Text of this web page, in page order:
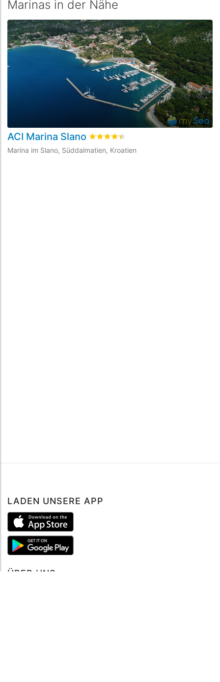
Marinas in der Nähe
ACI Marina Slano bewertet4.4
Marina im Slano, Süddalmatien, Kroatien
LADEN UNSERE APP
ÜBER UNS